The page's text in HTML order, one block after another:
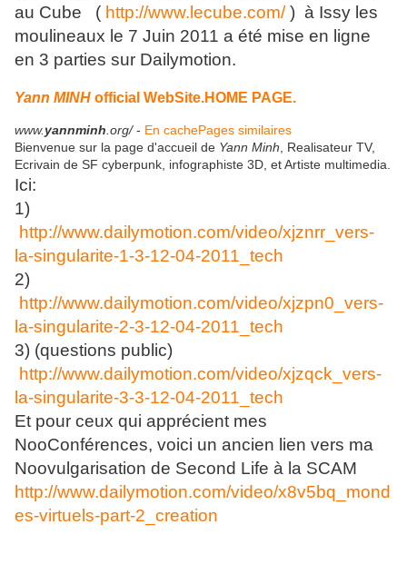
au Cube ( http://www.lecube.com/) à Issy les
moulineaux le 7 Juin 2011 a été mise en ligne
en 3 parties sur Dailymotion.
Yann MINH official WebSite.HOME PAGE.
www.yannminh .org/ - En cachePages similaires
Bienvenue sur la page d'accueil de Yann Minh , Realisateur TV,
Ecrivain de SF cyberpunk, infographiste 3D, et Artiste multimedia.
Ici:
1)
http://www.dailymotion.com/video/xjznrr_vers-
la-singularite-1-3-12-04-2011_tech
2)
http://www.dailymotion.com/video/xjzpn0_vers-
la-singularite-2-3-12-04-2011_tech
3) (questions public)
http://www.dailymotion.com/video/xjzqck_vers-
la-singularite-3-3-12-04-2011_tech
Et pour ceux qui apprécient mes
NooConférences, voici un ancien lien vers ma
Noovulgarisation de Second Life à la SCAM
http://www.dailymotion.com/video/x8v5bq_mond
es-virtuels-part-2_creation